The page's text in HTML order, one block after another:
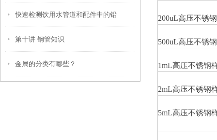
快速检测饮用水管道和配件中的铅
第十讲 钢管知识
金属的分类有哪些？
200uL高压不锈
500uL高压不锈
1mL高压不锈钢
2mL高压不锈钢
5mL高压不锈钢